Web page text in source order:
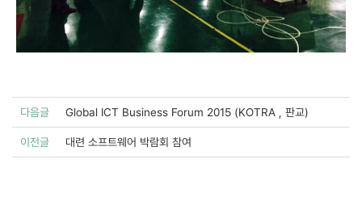
다음글 Global ICT Business Forum 2015 (KOTRA , 판교)
이전글 대련 소프트웨어 박람회 참여